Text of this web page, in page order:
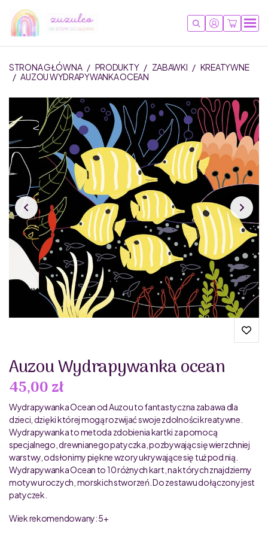
STRONA GŁÓWNA / PRODUKTY / ZABAWKI / KREATYWNE
/ AUZOU WYDRAPYWANKA OCEAN
Auzou Wydrapywanka ocean
45,00 zł
Wydrapywanka Ocean od Auzou to fantastyczna zabawa dla
dzieci, dzięki której mogą rozwijać swoje zdolności kreatywne.
Wydrapywanka to metoda zdobienia kartki za pomocą
specjalnego, drewnianego patyczka, pozbywając się wierzchniej
warstwy, odsłonimy piękne wzory ukrywające się tuż pod nią.
Wydrapywanka Ocean to 10 różnych kart, na których znajdziemy
motyw uroczych, morskich stworzeń. Do zestawu dołączony jest
patyczek.
Wiek rekomendowany: 5+